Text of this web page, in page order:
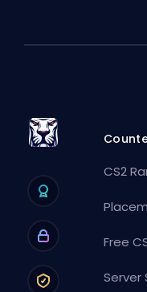
CS2
Free
Server